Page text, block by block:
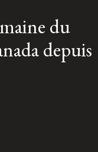
du
depuis